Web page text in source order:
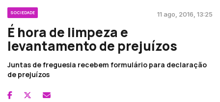
SOCIEDADE 11 ago, 2016, 13:25
É hora de limpeza e
levantamento de prejuízos
Juntas de freguesia recebem formulário para declaração
de prejuízos